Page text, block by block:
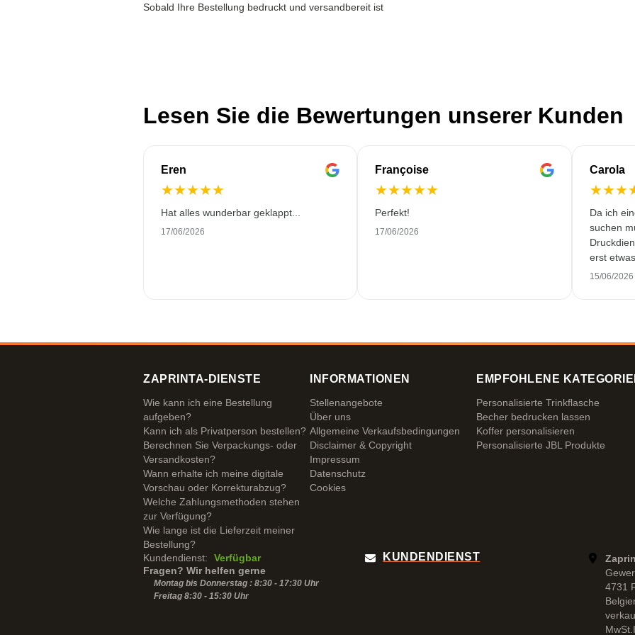
Sobald Ihre Bestellung bedruckt und versandbereit ist
Lesen Sie die Bewertungen unserer Kunden
Eren
★★★★★
Hat alles wunderbar geklappt...
17/06/2026
Françoise
★★★★★
Perfekt!
17/06/2026
Carola
★★★
Da ich
suchen
erst
Trotzdem
15/06/2026
ZAPRINTA-DIENSTE
Wie kann ich eine Bestellung
aufgeben?
Kann ich als Privatperson bestellen?
Berechnen Sie Verpackungs- oder
Versandkosten?
Wann erhalte ich meine digitale
Vorschau oder Korrekturabzug?
Welche Zahlungsmethoden stehen
zur Verfügung?
Wie lange ist die Lieferzeit meiner
Bestellung?
INFORMATIONEN
Stellenangebote
Über uns
Allgemeine Verkaufsbedingungen
Disclaimer & Copyright
Impressum
Datenschutz
Cookies
EMPFOHLENE
Personalisierte Trinkflasche
Becher bedrucken lassen
Koffer personalisieren
Personalisierte JBL Produkte
Kundendienst:
Verfügbar
Fragen? Wir helfen gerne
Montag bis Donnerstag : 8:30 - 17:30 Uhr
Freitag 8:30 - 15:30 Uhr
KUNDENDIENST
4731